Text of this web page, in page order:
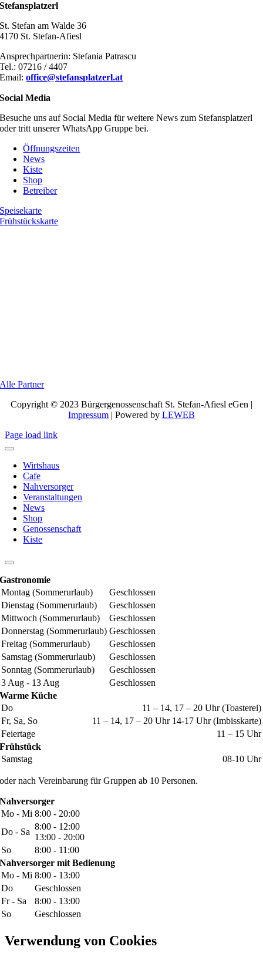
Stefansplatzerl
St. Stefan am Walde 36
4170 St. Stefan-Afiesl
Ansprechpartnerin: Stefania Patrascu
Tel.: 07216 / 4407
Email:office@stefansplatzerl.at
Social Media
Besuche uns auf Social Media für weitere News zum Stefansplatzerl
oder tritt unserer WhatsApp Gruppe bei.
Öffnungszeiten
News
Kiste
Shop
Betreiber
Speisekarte
Frühstückskarte
Alle Partner
Copyright © 2023 Bürgergenossenschaft St. Stefan-Afiesl eGen |
Impressum | Powered by LEWEB
Page load link
Wirtshaus
Cafe
Nahversorger
Veranstaltungen
News
Shop
Genossenschaft
Kiste
Gastronomie
Montag (Sommerurlaub)
Geschlossen
Dienstag (Sommerurlaub)
Geschlossen
Mittwoch (Sommerurlaub)
Geschlossen
Donnerstag (Sommerurlaub) Geschlossen
Freitag (Sommerurlaub)
Geschlossen
Samstag (Sommerurlaub)
Geschlossen
Sonntag (Sommerurlaub)
Geschlossen
3 Aug - 13 Aug
Geschlossen
Warme Küche
Do
11 – 14, 17 – 20 Uhr (Toasterei)
Fr, Sa, So
11 – 14, 17 – 20 Uhr 14-17 Uhr (Imbisskarte)
Feiertage
11 – 15 Uhr
Frühstück
Samstag
08-10 Uhr
oder nach Vereinbarung für Gruppen ab 10 Personen.
Nahversorger
Mo - Mi 8:00 - 20:00
Do - Sa
8:00 - 12:00
13:00 - 20:00
So
8:00 - 11:00
Nahversorger mit Bedienung
Mo - Mi 8:00 - 13:00
Do
Geschlossen
Fr - Sa
8:00 - 13:00
So
Geschlossen
Verwendung von Cookies